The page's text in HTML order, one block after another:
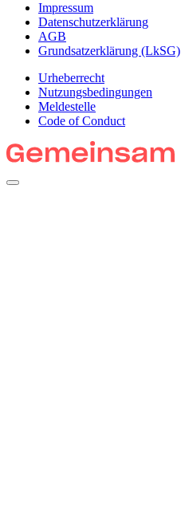
Impressum
Datenschutzerklärung
AGB
Grundsatzerklärung (LkSG)
Urheberrecht
Nutzungsbedingungen
Meldestelle
Code of Conduct